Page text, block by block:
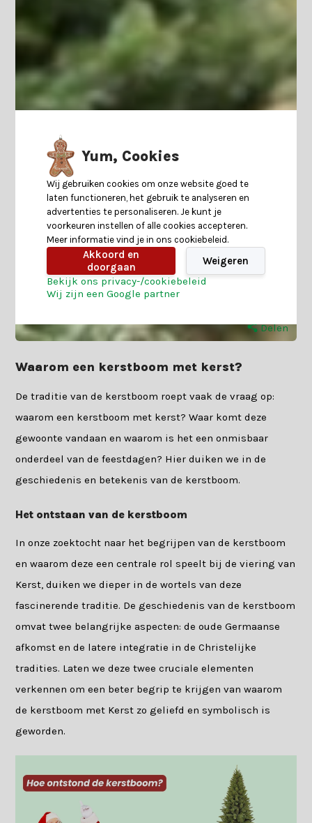
Delen
Waarom een kerstboom met kerst?
De traditie van de kerstboom roept vaak de vraag op:
waarom een kerstboom met kerst? Waar komt deze
gewoonte vandaan en waarom is het een onmisbaar
onderdeel van de feestdagen? Hier duiken we in de
geschiedenis en betekenis van de kerstboom.
Het ontstaan van de kerstboom
In onze zoektocht naar het begrijpen van de kerstboom
en waarom deze een centrale rol speelt bij de viering van
Kerst, duiken we dieper in de wortels van deze
fascinerende traditie. De geschiedenis van de kerstboom
omvat twee belangrijke aspecten: de oude Germaanse
afkomst en de latere integratie in de Christelijke
tradities. Laten we deze twee cruciale elementen
verkennen om een beter begrip te krijgen van waarom
de kerstboom met Kerst zo geliefd en symbolisch is
geworden.
Yum, Cookies
Wij gebruiken cookies om onze website goed te
laten functioneren, het gebruik te analyseren en
advertenties te personaliseren. Je kunt je
voorkeuren instellen of alle cookies accepteren.
Meer informatie vind je in ons cookiebeleid.
Akkoord en
doorgaan
Weigeren
Bekijk ons privacy-/cookiebeleid
Wij zijn een Google partner